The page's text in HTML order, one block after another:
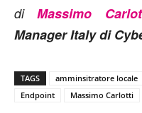
diMassimo
Manager Italy di
TAGS amminsitratore locale
Endpoint
Massimo Carlotti